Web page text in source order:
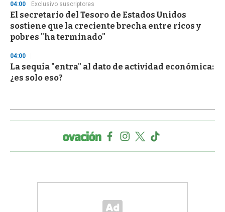
04:00 Exclusivo suscriptores
El secretario del Tesoro de Estados Unidos
sostiene que la creciente brecha entre ricos y
pobres "ha terminado"
04:00
La sequía "entra" al dato de actividad económica:
¿es solo eso?